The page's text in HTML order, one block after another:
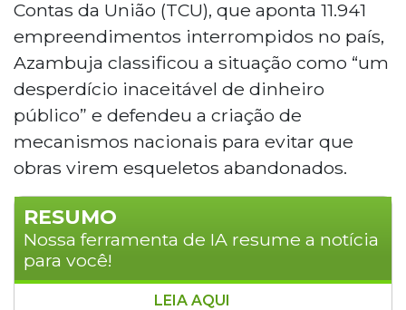
Contas da União (TCU), que aponta 11.941
empreendimentos interrompidos no país,
Azambuja classificou a situação como “um
desperdício inaceitável de dinheiro
público” e defendeu a criação de
mecanismos nacionais para evitar que
obras virem esqueletos abandonados.
RESUMO
Nossa ferramenta de IA resume a notícia
para você!
LEIA AQUI